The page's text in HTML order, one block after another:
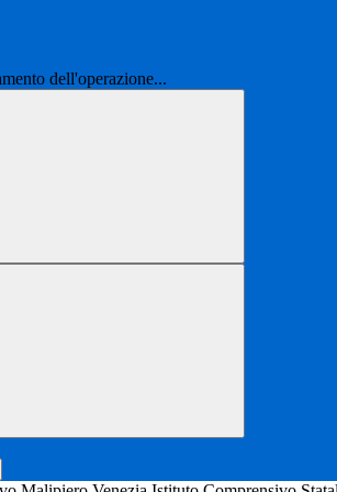
dell'operazione...